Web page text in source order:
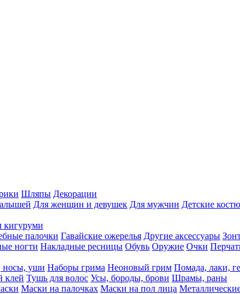
Шляпы Декорации
Для женщин и девушек Для мужчин Детские
палочки Гавайские ожерелья Другие аксессуары
ногти Накладные ресницы Обувь Оружие Очки
носы, уши Наборы грима Неоновый грим Помада, лаки,
клей Тушь для волос Усы, бороды, брови Шрамы, раны
Маски на палочках Маски на пол лица